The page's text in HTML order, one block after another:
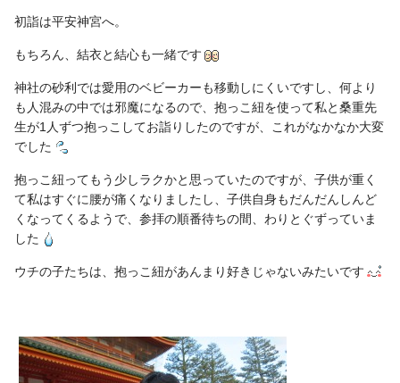
初詣は平安神宮へ。
もちろん、結衣と結心も一緒です
神社の砂利では愛用のベビーカーも移動しにくいですし、何より
も人混みの中では邪魔になるので、抱っこ紐を使って私と桑重先
生が1人ずつ抱っこしてお詣りしたのですが、これがなかなか大変
でした
抱っこ紐ってもう少しラクかと思っていたのですが、子供が重く
て私はすぐに腰が痛くなりましたし、子供自身もだんだんしんど
くなってくるようで、参拝の順番待ちの間、わりとぐずっていま
した
ウチの子たちは、抱っこ紐があんまり好きじゃないみたいです